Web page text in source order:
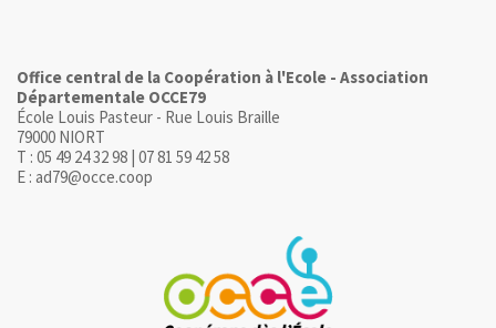
Office central de la Coopération à l'Ecole - Association
Départementale OCCE79
École Louis Pasteur - Rue Louis Braille
79000 NIORT
T : 05 49 24 32 98 | 07 81 59 42 58
E : ad79@occe.coop